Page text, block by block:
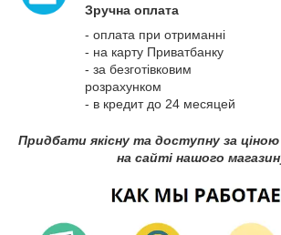
Зручна оплата
- оплата при отриманні
- на карту Приватбанку
- за безготівковим
розрахунком
- в кредит до 24 месяцей
Придбати якісну та доступну за
на сайті нашого